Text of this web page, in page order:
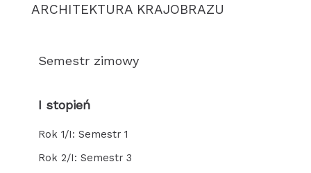
ARCHITEKTURA KRAJOBRAZU
Semestr zimowy
I stopień
Rok 1/I: Semestr 1
Rok 2/I: Semestr 3